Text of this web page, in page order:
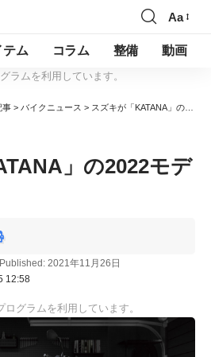
Aa
テム コラム 整備 動画
ラムを利用しています。
事 > バイクニュース > スズキが「KATANA」の2022モデルを発表
」の2022モデ
12:58
2021年11月26日
グラムを利用しています。